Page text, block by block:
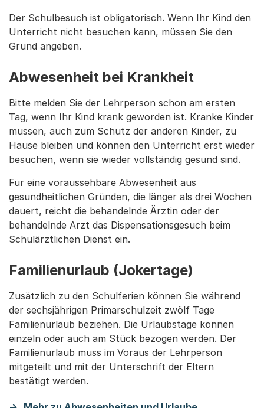
Der Schulbesuch ist obligatorisch. Wenn Ihr Kind den
Unterricht nicht besuchen kann, müssen Sie den
Grund angeben.
Abwesenheit bei Krankheit
Bitte melden Sie der Lehrperson schon am ersten
Tag, wenn Ihr Kind krank geworden ist. Kranke Kinder
müssen, auch zum Schutz der anderen Kinder, zu
Hause bleiben und können den Unterricht erst wieder
besuchen, wenn sie wieder vollständig gesund sind.
Für eine voraussehbare Abwesenheit aus
gesundheitlichen Gründen, die länger als drei Wochen
dauert, reicht die behandelnde Ärztin oder der
behandelnde Arzt das Dispensationsgesuch beim
Schulärztlichen Dienst ein.
Familienurlaub (Jokertage)
Zusätzlich zu den Schulferien können Sie während
der sechsjährigen Primarschulzeit zwölf Tage
Familienurlaub beziehen. Die Urlaubstage können
einzeln oder auch am Stück bezogen werden. Der
Familienurlaub muss im Voraus der Lehrperson
mitgeteilt und mit der Unterschrift der Eltern
bestätigt werden.